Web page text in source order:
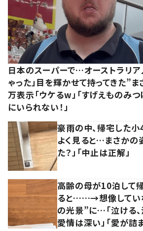
日本のスーパーで…オーストラリア
ゃった」目を輝かせて持ってきた”
万表示「ウケるw」「すげえものみ
にいられない！」
豪雨の中、帰宅した
よく見ると…まさかの
た？」「中止は正解」
高齢の母が10泊して
ると……→想像してい
の光景”に…「泣ける、
愛情は深い」「愛が詰